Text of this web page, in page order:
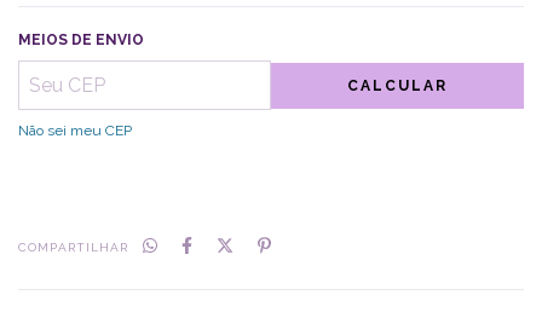
MEIOS DE ENVIO
CALCULAR
Não sei meu CEP
COMPARTILHAR